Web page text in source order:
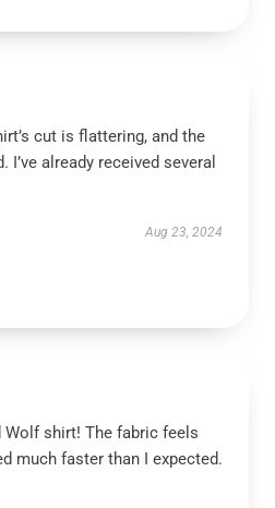
cut is flattering, and the
I’ve already received several
Aug 23, 2024
Wolf shirt! The fabric feels
much faster than I expected.